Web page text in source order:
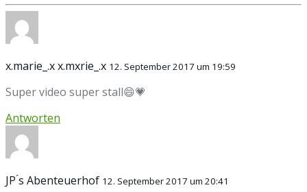
x.marie_.x x.mxrie_.x 12. September 2017 um 19:59
Super video super stall😄💗
Antworten
JP ́s Abenteuerhof 12. September 2017 um 20:41